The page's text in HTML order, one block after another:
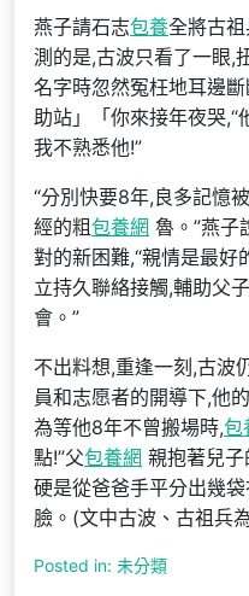
燕子請石志包養全將古
測的是,古波只看了一眼,
名字時忽然冤枉地耳邊
助站」「你來接年夜哭,“
我不熟悉他!”
“分別快要8年,良多記憶
經的粗包養網 魯。”燕子
對的新困難,“親情是最好
立持久聯絡接觸,輔助父
會。”
不出料想,重逢一刻,古波
員和志愿者的開導下,他
為等他8年不曾搬場時,包
點!”父包養網 親抱著兒
硬是從爸爸手平分出幾
臉。(文中古波、古祖兵
Posted in: 未分類